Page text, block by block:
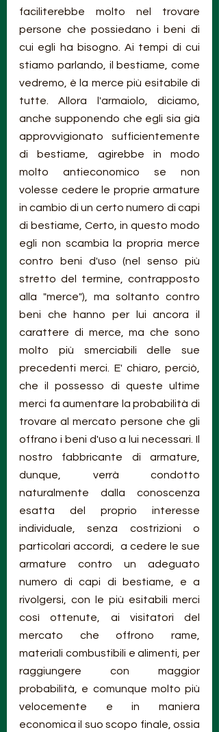
faciliterebbe molto nel trovare
persone che possiedano i beni di
cui egli ha bisogno. Ai tempi di cui
stiamo parlando, il bestiame, come
vedremo, è la merce più esitabile di
tutte. Allora l'armaiolo, diciamo,
anche supponendo che egli sia già
approvvigionato sufficientemente
di bestiame, agirebbe in modo
molto antieconomico se non
volesse cedere le proprie armature
in cambio di un certo numero di capi
di bestiame, Certo, in questo modo
egli non scambia la propria merce
contro beni d'uso (nel senso più
stretto del termine, contrapposto
alla "merce"), ma soltanto contro
beni che hanno per lui ancora il
carattere di merce, ma che sono
molto più smerciabili delle sue
precedenti merci. E' chiaro, perciò,
che il possesso di queste ultime
merci fa aumentare la probabilità di
trovare al mercato persone che gli
offrano i beni d'uso a lui necessari. Il
nostro fabbricante di armature,
dunque, verrà condotto
naturalmente dalla conoscenza
esatta del proprio interesse
individuale, senza costrizioni o
particolari accordi,  a cedere le sue
armature contro un adeguato
numero di capi di bestiame, e a
rivolgersi, con le più esitabili merci
così ottenute, ai visitatori del
mercato che offrono rame,
materiali combustibili e alimenti, per
raggiungere con maggior
probabilità, e comunque molto più
velocemente e in maniera
economica il suo scopo finale, ossia